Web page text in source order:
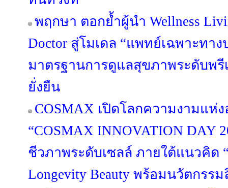
พฤกษา ตอกย้ำผู้นำ Wellness
Doctor สู่โมเดล “แพทย์เฉพาะทา
มาตรฐานการดูแลสุขภาพระดับพ
ยั่งยืน
COSMAX เปิดโลกความงามแห่
“COSMAX INNOVATION DAY
ชีวภาพระดับเซลล์ ภายใต้แนวคิด
Longevity Beauty พร้อมนวัตกรร